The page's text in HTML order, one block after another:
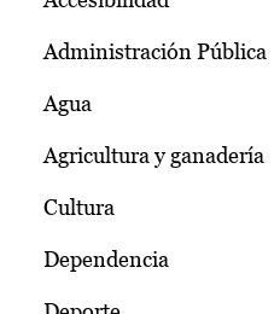
Administración Pública
Agua
Agricultura y ganadería
Cultura
Dependencia